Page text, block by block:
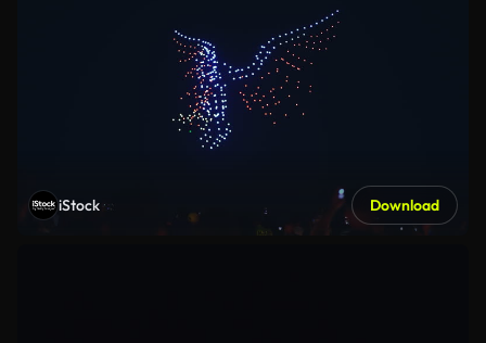
iStock Download